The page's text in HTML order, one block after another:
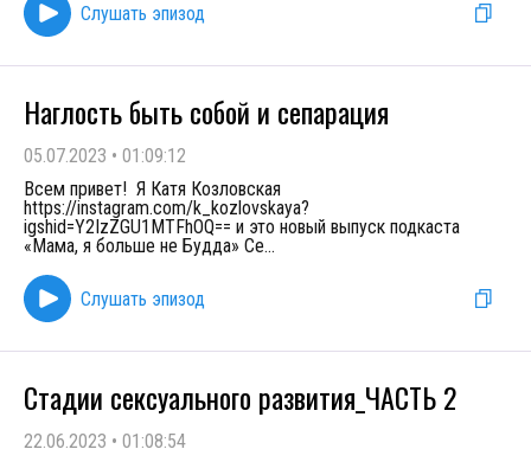
Слушать эпизод
Наглость быть собой и сепарация
05.07.2023 • 01:09:12
Всем привет! Я Катя Козловская
https://instagram.com/k_kozlovskaya?
igshid=Y2IzZGU1MTFhOQ== и это новый выпуск подкаста
«Мама, я больше не Будда» Се...
Слушать эпизод
Стадии сексуального развития_ЧАСТЬ 2
22.06.2023 • 01:08:54